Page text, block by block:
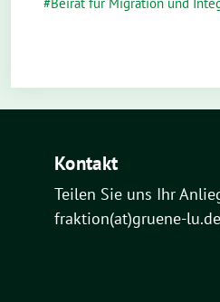
Kontakt
Teilen Sie uns Ihr
fraktion(at)gruene-